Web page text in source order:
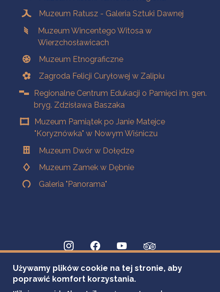
Muzeum Ratusz - Galeria Sztuki Dawnej
Muzeum Wincentego Witosa w
Wierzchosławicach
Muzeum Etnograficzne
Zagroda Felicji Curyłowej w Zalipiu
Regionalne Centrum Edukacji o Pamięci im. gen.
bryg. Zdzisława Baszaka
Muzeum Pamiątek po Janie Matejce
"Koryznówka" w Nowym Wiśniczu
Muzeum Dwór w Dołędze
Muzeum Zamek w Dębnie
Galeria "Panorama"
Używamy plików cookie na tej stronie, aby
poprawić komfort korzystania.